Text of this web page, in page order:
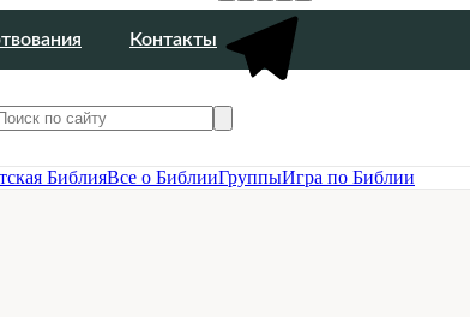
Контакты
БиблияВсе о БиблииГруппыИгра по Библии